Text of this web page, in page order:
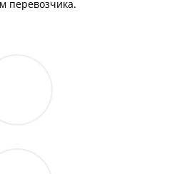
перевозчика.